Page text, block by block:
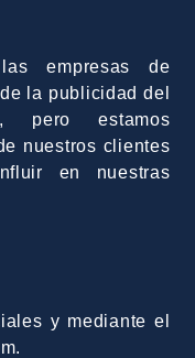
empresas de
la publicidad del
pero estamos
nuestros clientes
en nuestras
y mediante el